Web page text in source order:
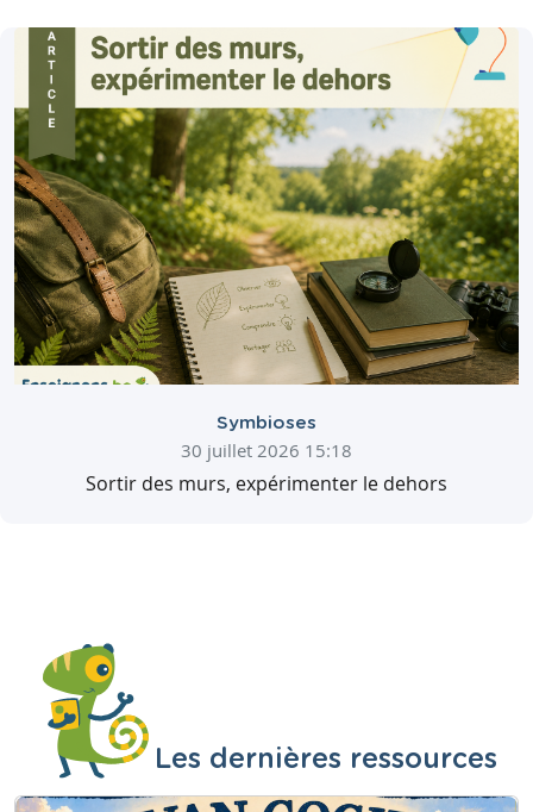
Symbioses
30 juillet 2026 15:18
Sortir des murs, expérimenter le dehors
Les dernières ressources